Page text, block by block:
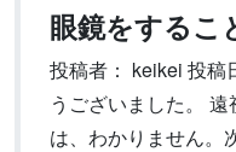
眼鏡をするこ
投稿者： keikei 投稿
うございました。
は、わかりません。